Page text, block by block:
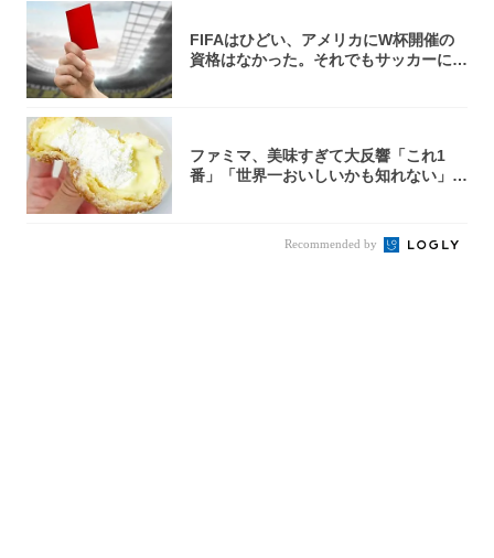
FIFAはひどい、アメリカにW杯開催の
資格はなかった。それでもサッカーには
ファミマ、美味すぎて大反響「これ1
番」「世界一おいしいかも知れない」
Recommended by